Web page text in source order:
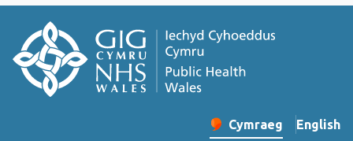
Cymraeg English
–